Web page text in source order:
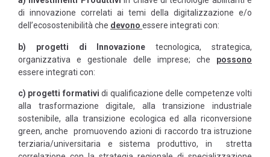
di innovazione correlati ai temi della digitalizzazione e/o
dell’ecosostenibilità che devono essere integrati con:
b) progetti di Innovazione tecnologica, strategica,
organizzativa e gestionale delle imprese; che possono
essere integrati con:
c) progetti formativi di qualificazione delle competenze volti
alla trasformazione digitale, alla transizione industriale
sostenibile, alla transizione ecologica ed alla riconversione
green, anche promuovendo azioni di raccordo tra istruzione
terziaria/universitaria e sistema produttivo, in stretta